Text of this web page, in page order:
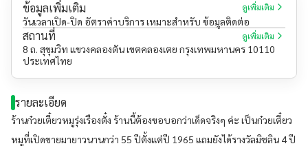
ข้อมูลเพิ่มเติม ดูเพิ่มเติม
วันเวลาเปิด-ปิด อัตราค่าบริการ เหมาะสำหรับ ข้อมูลติดต่อ
สถานที่ ดูเพิ่มเติม
8 ถ. สุขุมวิท แขวงคลองตัน เขตคลองเตย กรุงเทพมหานคร 10110
ประเทศไทย
รายละเอียด
ร้านก๋วยเตี๋ยวหมูรุ่งเรืองตั๋ง ร้านนี้ต้องขอบอกว่าเด็ดจริงๆ ค่ะ เป็นก๋วยเตี๋ยว
หมูที่เปิดขายมายาวนานกว่า 55 ปีตั้งแต่ปี 1965 แถมยังได้รางวัลมิชลิน 4 ปี